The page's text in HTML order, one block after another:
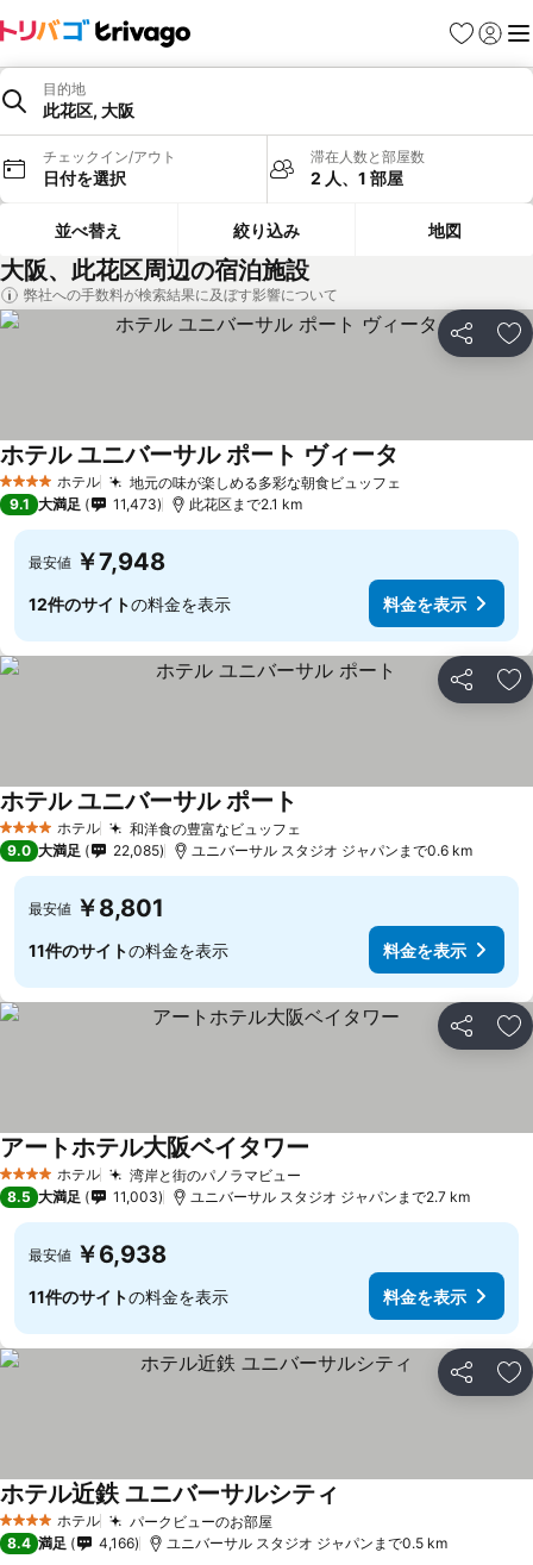
お気に入り
ログイ
メ
目的地
此花区, 大阪
チェックイン/アウト
日付を選択
滞在人数と部屋数
2 人、1 部屋
並べ替え 絞り込み 地図
大阪、此花区周辺の宿泊施設
弊社への手数料が検索結果に及ぼす影響について
シェア お
4 ホテルのランク
ホテル 地元の味が楽しめる多彩な朝食ビュッフェ
ホテル ユニバーサル ポート ヴィータ
9.1 大満足 11,473 此花区まで2.1 km
最安値 ￥7,948
12件のサイトの料金を表示 料金を表示
シェア お
4 ホテルのランク
ホテル 和洋食の豊富なビュッフェ
ホテル ユニバーサル ポート
9.0 大満足 22,085 ユニバーサル スタジオ ジャパンまで0.6 km
最安値 ￥8,801
11件のサイトの料金を表示 料金を表示
シェア お
4 ホテルのランク
ホテル 湾岸と街のパノラマビュー
アートホテル大阪ベイタワー
8.5 大満足 11,003 ユニバーサル スタジオ ジャパンまで2.7 km
最安値 ￥6,938
11件のサイトの料金を表示 料金を表示
シェア お
4 ホテルのランク
ホテル パークビューのお部屋
ホテル近鉄 ユニバーサルシティ
8.4 満足 4,166 ユニバーサル スタジオ ジャパンまで0.5 km